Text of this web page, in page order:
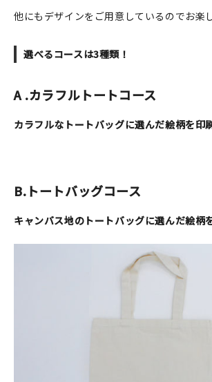
マイアカウント
他にもデザインをご用意しているのでお楽
選べるコースは3種類！
A .カラフルトートコース
カラフルなトートバッグに選んだ絵柄を印
B.トートバッグコース
キャンバス地のトートバッグに選んだ絵柄